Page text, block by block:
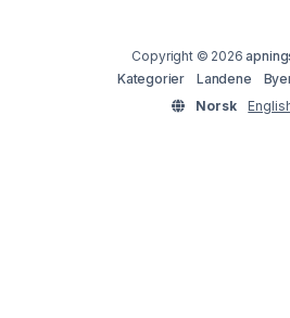
Copyright © 2026
Kategorier
Landene
Norsk